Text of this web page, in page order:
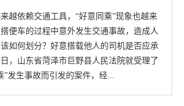
越依赖交通工具，“好意同乘”现象也越来
便车的过程中意外发生交通事故，造成人
如何划分？好意搭载他人的司机是否应承
，山东省菏泽市巨野县人民法院就受理了
”发生事故而引发的案件，经...